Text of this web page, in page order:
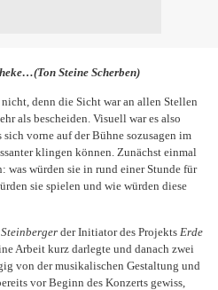
Steine Scherben)
denn die Sicht war an allen Stellen
als bescheiden. Visuell war es also
vorne auf der Bühne sozusagen im
klingen können. Zunächst einmal
was würden sie in rund einer Stunde für
sie spielen und wie würden diese
der Initiator des Projekts Erde
Arbeit kurz darlegte und danach zwei
von der musikalischen Gestaltung und
vor Beginn des Konzerts gewiss,